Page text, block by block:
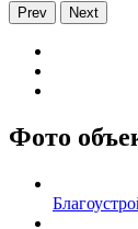
Prev Next
Фото